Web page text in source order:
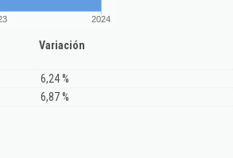
2024
Variación
6,24 %
6,87 %